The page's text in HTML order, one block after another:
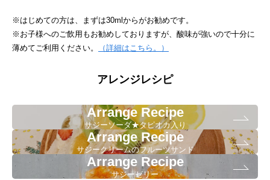
※はじめての方は、まずは30mlからがお勧めです。
※お子様へのご飲用もお勧めしておりますが、酸味が強いので十分に
薄めてご利用ください。
（詳細はこちら。）
アレンジレシピ
Arrange Recipe
サジーソーダ★タピオカ入り
Arrange Recipe
サジークリームのフルーツサンド
Arrange Recipe
サジーゼリー